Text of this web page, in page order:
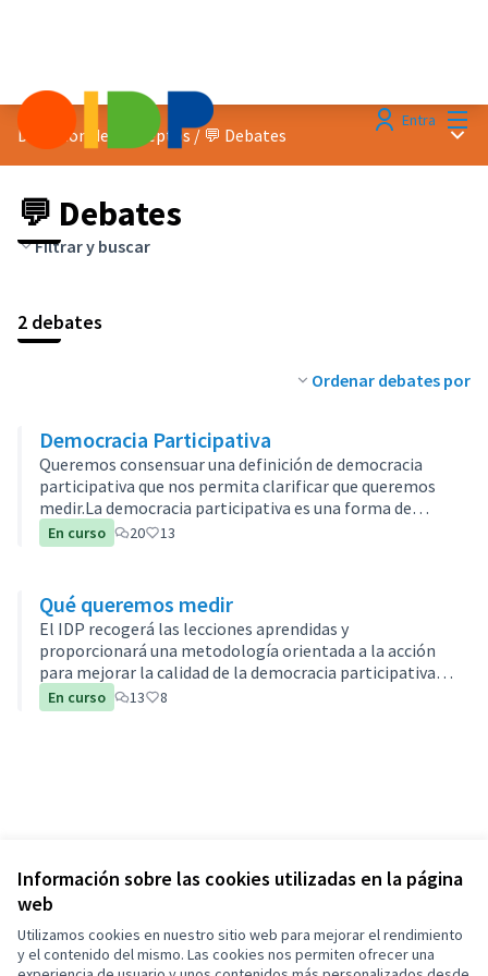
Información sobre las cookies utilizadas en la página
web
Utilizamos cookies en nuestro sitio web para mejorar el rendimiento
y el contenido del mismo. Las cookies nos permiten ofrecer una
Entra
Discusion de conceptos/ 💬 Debates
💬 Debates
Filtrar y buscar
2 debates
Ordenar debates por
Democracia Participativa
Queremos consensuar una definición de democracia
participativa que nos permita clarificar que queremos
medir.La democracia participativa es una forma de
democracia en la que los ciudadanos tienen mayor
participación en la toma de las decisi…
En curso 20 13
Qué queremos medir
El IDP recogerá las lecciones aprendidas y
proporcionará una metodología orientada a la acción
para mejorar la calidad de la democracia participativa
mediante el cálculo de un índice y la publicación de un
informe anual sobre el estado de l…
En curso 13 8